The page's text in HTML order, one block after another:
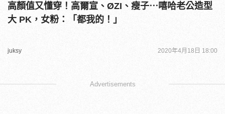
高顏值又懂穿！高爾宣、ØZI、瘦子⋯嘻哈老公造型
大 PK，女粉：「都我的！」
juksy 2020年4月18日 18:00
Advertisements